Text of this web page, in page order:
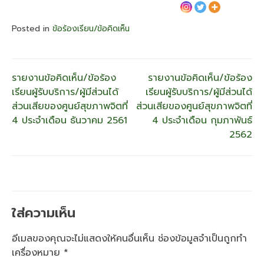
Posted in ข้อร้องเรียน/ข้อคิดเห็น
แนะแนว
เรื่อง
รายงานข้อคิดเห็น/ข้อร้อง
เรียนผู้รับบริการ/ผู้มีส่วนได้
ส่วนเสียของศูนย์สุขภาพจิตที่
4 ประจำเดือน ธันวาคม 2561
รายงานข้อคิดเห็น/ข้อร้อง
เรียนผู้รับบริการ/ผู้มีส่วนได้
ส่วนเสียของศูนย์สุขภาพจิตที่
4 ประจำเดือน กุมภาพันธ์
2562
ใส่ความเห็น
อีเมลของคุณจะไม่แสดงให้คนอื่นเห็น ช่องข้อมูลจำเป็นถูกทำ
เครื่องหมาย *